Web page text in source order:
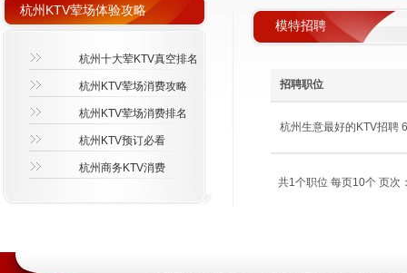
杭州KTV荤场体验攻略
杭州十大荤KTV真空排名
杭州KTV荤场消费攻略
杭州KTV荤场消费排名
杭州KTV预订必看
杭州商务KTV消费
模特招聘
招聘职位
杭州生意最好的KTV招聘
共1个职位 每页10个 页次